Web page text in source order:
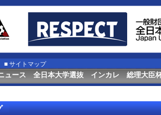
■ サイトマップ
ュース 全日本大学選抜 インカレ 総理大臣